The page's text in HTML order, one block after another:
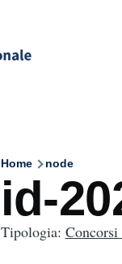
Home node
id-
Tipologia: